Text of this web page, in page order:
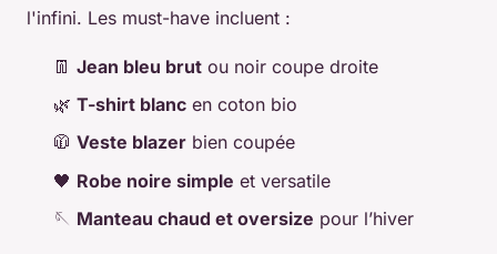
l'infini. Les must-have incluent :
👖 Jean bleu brut ou noir coupe droite
🌿 T-shirt blanc en coton bio
🧥 Veste blazer bien coupée
🖤 Robe noire simple et versatile
🪡 Manteau chaud et oversize pour l’hiver